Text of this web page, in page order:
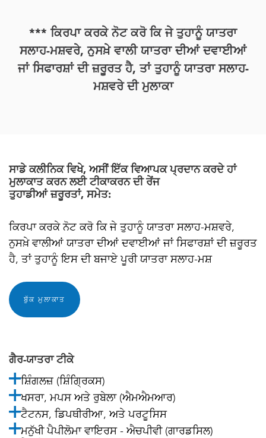
*** ਕਿਰਪਾ ਕਰਕੇ ਨੋਟ ਕਰੋ ਕਿ ਜੇ ਤੁਹਾਨੂੰ ਯਾਤਰਾ
ਸਲਾਹ-ਮਸ਼ਵਰੇ, ਨੁਸਖ਼ੇ ਵਾਲੀ ਯਾਤਰਾ ਦੀਆਂ ਦਵਾਈਆਂ
ਜਾਂ ਸਿਫਾਰਸ਼ਾਂ ਦੀ ਜ਼ਰੂਰਤ ਹੈ, ਤਾਂ ਤੁਹਾਨੂੰ ਯਾਤਰਾ ਸਲਾਹ-
ਮਸ਼ਵਰੇ ਦੀ ਮੁਲਾਕਾ
ਸਾਡੇ ਕਲੀਨਿਕ ਵਿਖੇ, ਅਸੀਂ ਇੱਕ ਵਿਆਪਕ ਪ੍ਰਦਾਨ ਕਰਦੇ ਹਾਂ
ਮੁਲਾਕਾਤ ਕਰਨ ਲਈ ਟੀਕਾਕਰਨ ਦੀ ਰੇਂਜ
ਤੁਹਾਡੀਆਂ ਜ਼ਰੂਰਤਾਂ, ਸਮੇਤ:
ਕਿਰਪਾ ਕਰਕੇ ਨੋਟ ਕਰੋ ਕਿ ਜੇ ਤੁਹਾਨੂੰ ਯਾਤਰਾ ਸਲਾਹ-ਮਸ਼ਵਰੇ,
ਨੁਸਖ਼ੇ ਵਾਲੀਆਂ ਯਾਤਰਾ ਦੀਆਂ ਦਵਾਈਆਂ ਜਾਂ ਸਿਫਾਰਸ਼ਾਂ ਦੀ ਜ਼ਰੂਰਤ
ਹੈ, ਤਾਂ ਤੁਹਾਨੂੰ ਇਸ ਦੀ ਬਜਾਏ ਪੂਰੀ ਯਾਤਰਾ ਸਲਾਹ-ਮਸ਼
ਬੁੱਕ ਮੁਲਾਕਾਤ
ਗੈਰ-ਯਾਤਰਾ ਟੀਕੇ
ਸ਼ਿੰਗਲਜ਼ (ਸ਼ਿੰਗ੍ਰਿਕਸ)
ਖਸਰਾ, ਮਪਸ ਅਤੇ ਰੁਬੇਲਾ (ਐਮਐਮਆਰ)
ਟੈਟਨਸ, ਡਿਪਥੀਰੀਆ, ਅਤੇ ਪਰਟੂਸਿਸ
ਮਨੁੱਖੀ ਪੈਪੀਲੋਮਾ ਵਾਇਰਸ - ਐਚਪੀਵੀ (ਗਾਰਡਸਿਲ)